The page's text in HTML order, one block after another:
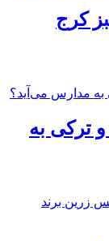
کرج
ترکی به